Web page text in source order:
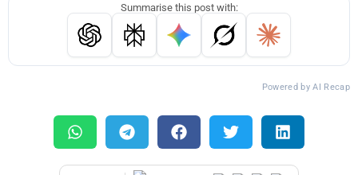
Summarise this post with:
Powered by AI Recap